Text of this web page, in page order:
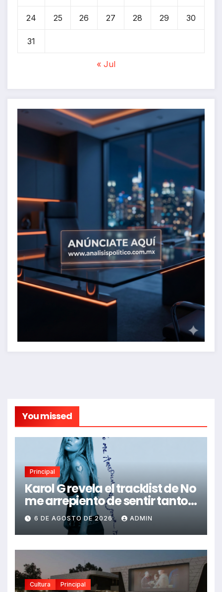
24 25 26 27 28 29 30
31
« Jul
You missed
Principal
Karol G revela el tracklist de No
me arrepiento de sentir tanto:
Drake, Bruno Mars y más
estrellas se suman al álbum
6 DE AGOSTO DE 2026 ADMIN
Cultura Principal